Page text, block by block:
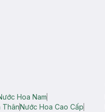
Hoa Nam
ThânNước Hoa Cao Cấp